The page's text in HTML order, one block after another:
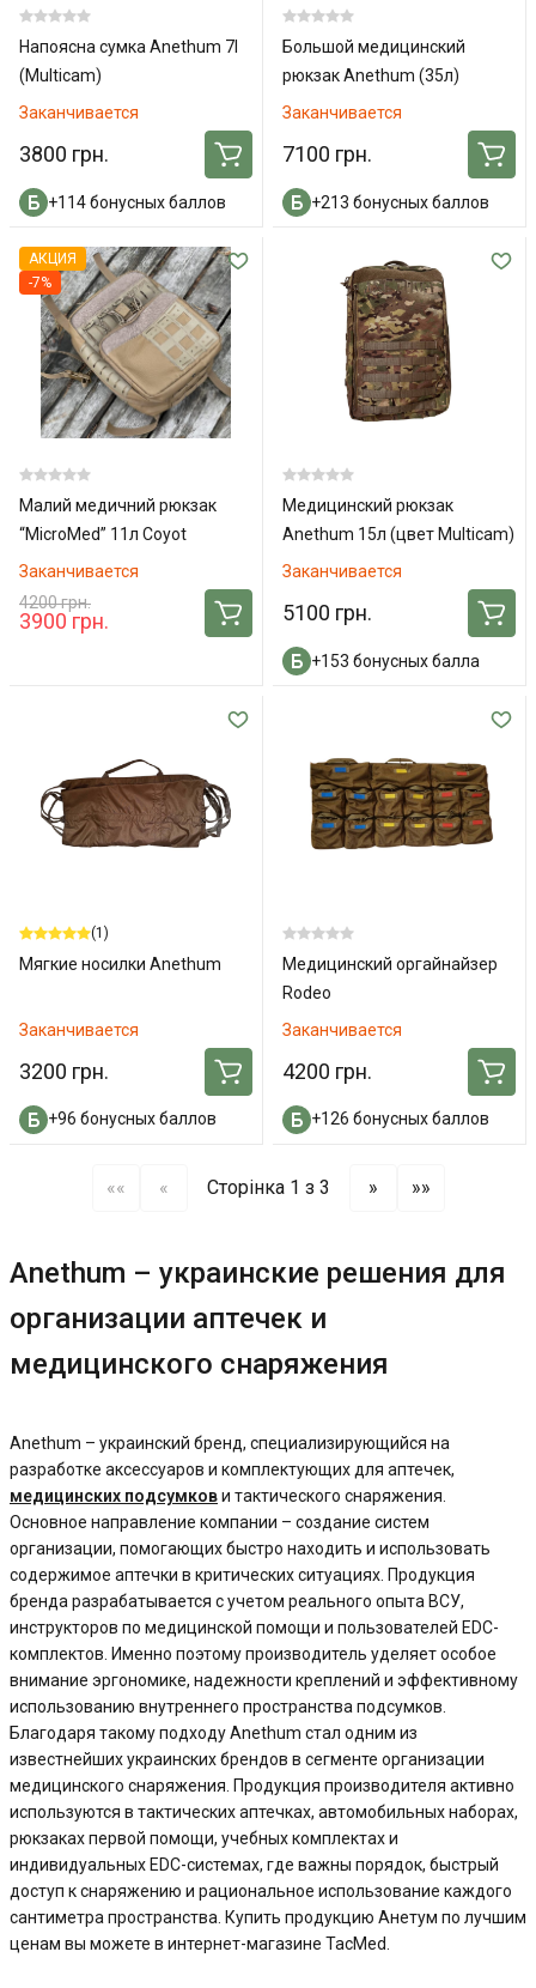
Напоясна сумка Anethum 7l
(Multicam)
Заканчивается
3800 грн.
+114 бонусных баллов
Большой медицинский
рюкзак Anethum (35л)
(Multicam)
Заканчивается
7100 грн.
+213 бонусных баллов
АКЦИЯ
-7%
Малий медичний рюкзак
“MicroMed” 11л Coyot
Заканчивается
4200 грн.
3900 грн.
Медицинский рюкзак
Anethum 15л (цвет Multicam)
Заканчивается
5100 грн.
+153 бонусных балла
(1)
Мягкие носилки Anethum
Заканчивается
3200 грн.
+96 бонусных баллов
Медицинский оргайнайзер
Rodeo
Заканчивается
4200 грн.
+126 бонусных баллов
«« « Сторінка 1 з 3 » »»
Anethum – украинские решения для
организации аптечек и
медицинского снаряжения
Anethum – украинский бренд, специализирующийся на
разработке аксессуаров и комплектующих для аптечек,
медицинских подсумкови тактического снаряжения.
Основное направление компании – создание систем
организации, помогающих быстро находить и использовать
содержимое аптечки в критических ситуациях. Продукция
бренда разрабатывается с учетом реального опыта ВСУ,
инструкторов по медицинской помощи и пользователей EDC-
комплектов. Именно поэтому производитель уделяет особое
внимание эргономике, надежности креплений и эффективному
использованию внутреннего пространства подсумков.
Благодаря такому подходу Anethum стал одним из
известнейших украинских брендов в сегменте организации
медицинского снаряжения. Продукция производителя активно
используются в тактических аптечках, автомобильных наборах,
рюкзаках первой помощи, учебных комплектах и
индивидуальных EDC-системах, где важны порядок, быстрый
доступ к снаряжению и рациональное использование каждого
сантиметра пространства. Купить продукцию Анетум по лучшим
ценам вы можете в интернет-магазине TacMed.